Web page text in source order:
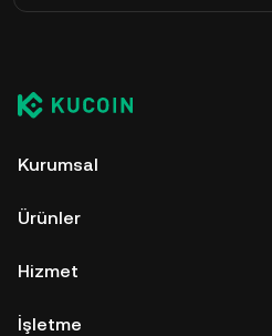
Kurumsal
Ürünler
Hizmet
İşletme